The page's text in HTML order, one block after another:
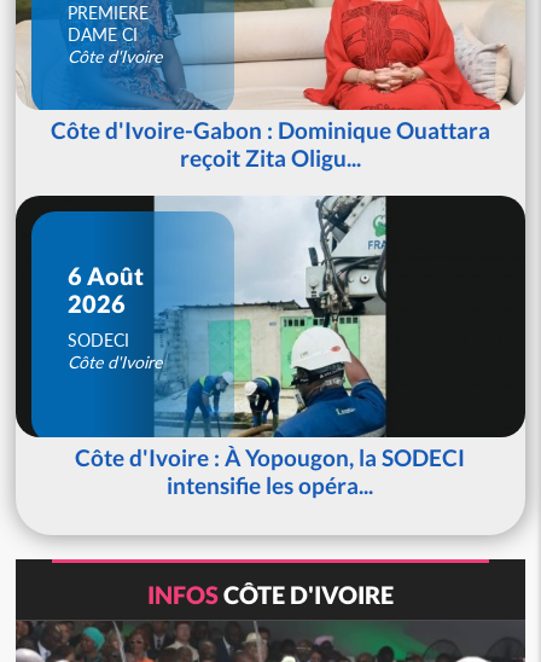
PREMIERE
DAME CI
Côte d'Ivoire
Côte d'Ivoire-Gabon : Dominique Ouattara
reçoit Zita Oligu...
6 Août
2026
SODECI
Côte d'Ivoire
Côte d'Ivoire : À Yopougon, la SODECI
intensifie les opéra...
INFOSCÔTE D'IVOIRE